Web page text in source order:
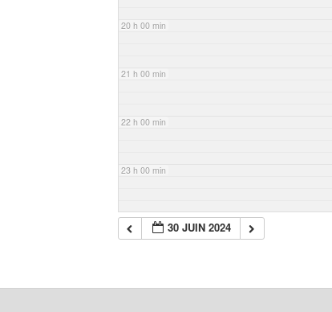
20 h 00 min
21 h 00 min
22 h 00 min
23 h 00 min
30 JUIN 2024